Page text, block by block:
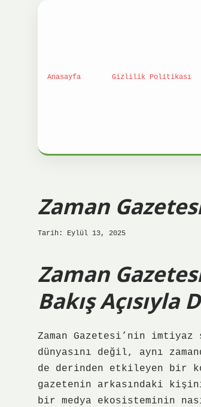
Anasayfa Gizlilik Politikası
Zaman
Tarih: Eylül 13, 2025
Zaman
Bakış
Zaman Gazetesi’nin
dünyasını değil, aynı
de derinden etkileyen bir
gazetenin arkasındaki
bir medya ekosisteminin